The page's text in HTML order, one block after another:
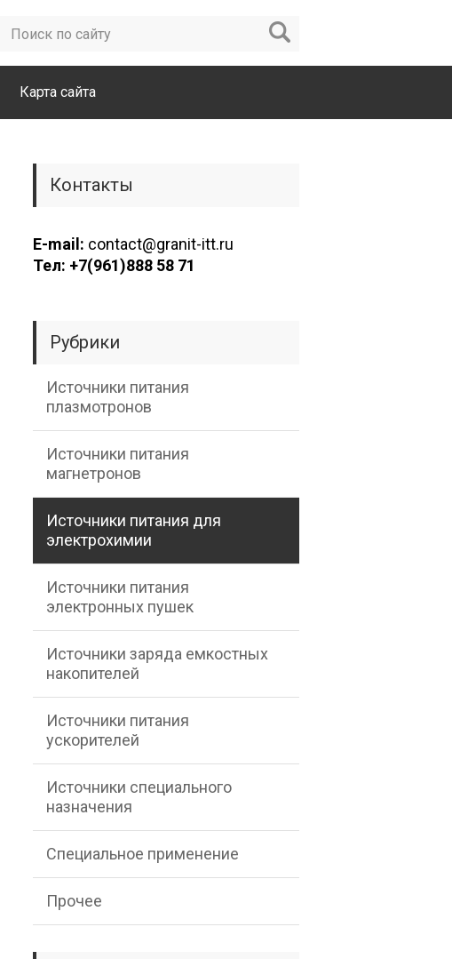
Карта сайта
Контакты
E-mail: contact@granit-itt.ru
Тел: +7(961)888 58 71
Рубрики
Источники питания
плазмотронов
Источники питания
магнетронов
Источники питания для
электрохимии
Источники питания
электронных пушек
Источники заряда емкостных
накопителей
Источники питания
ускорителей
Источники специального
назначения
Специальное применение
Прочее